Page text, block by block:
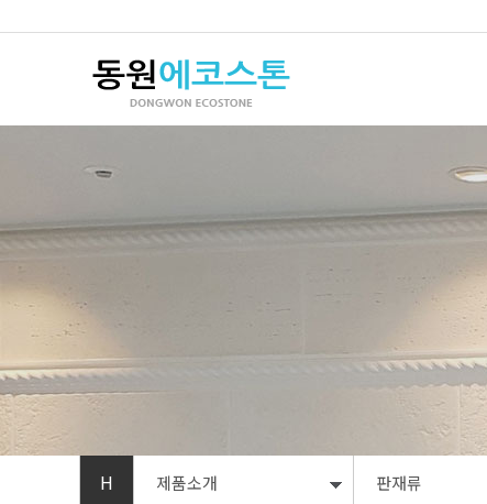
H 제품소개 판재류